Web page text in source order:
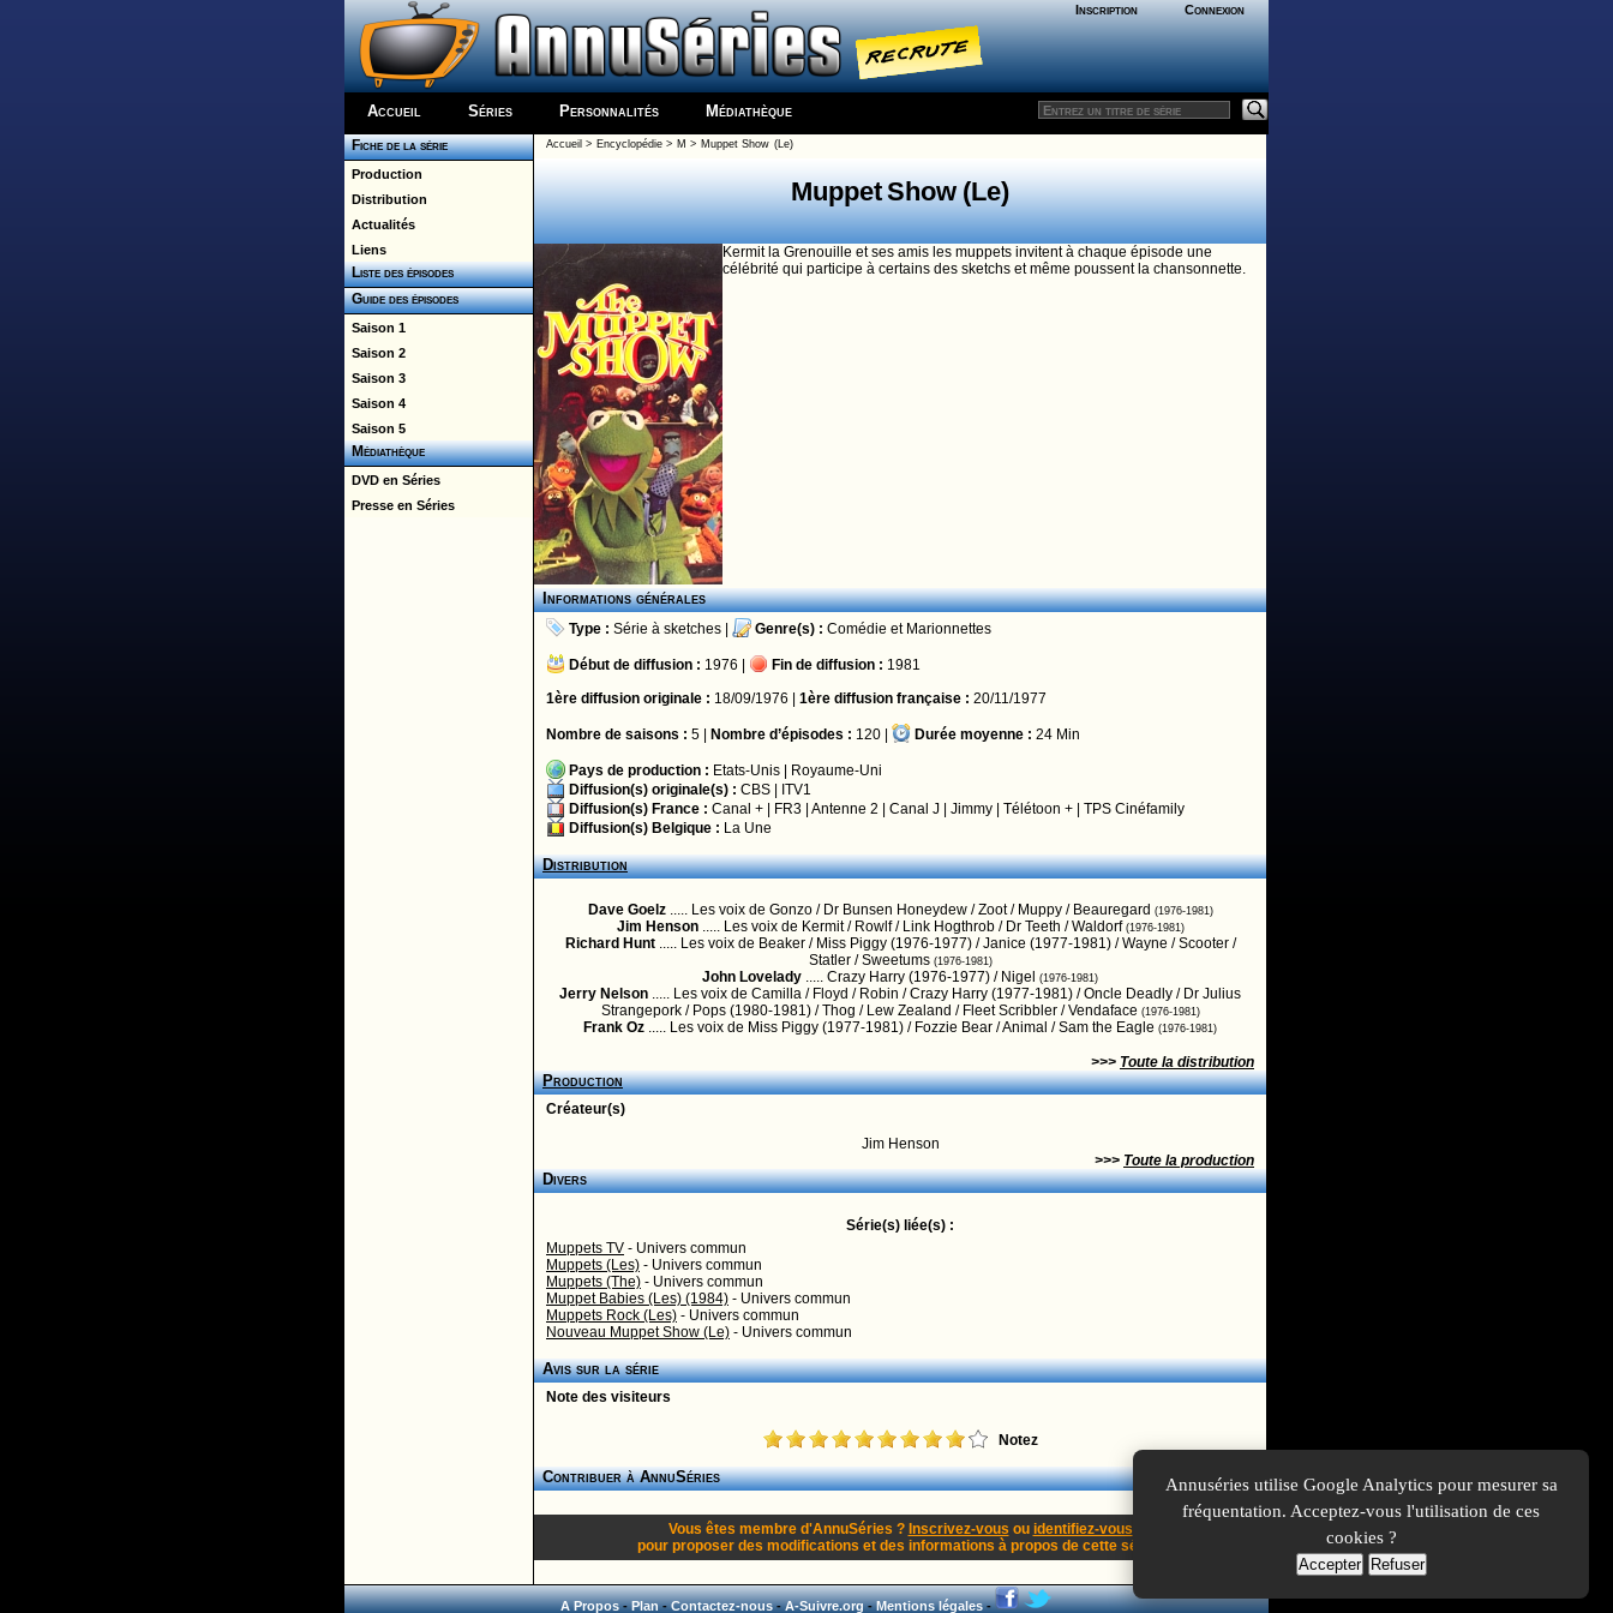
Inscription Connexion
Accueil Séries Personnalités Médiathèque
Fiche de la série
Production
Distribution
Actualités
Liens
Liste des épisodes
Guide des épisodes
Saison 1
Saison 2
Saison 3
Saison 4
Saison 5
Médiathèque
DVD en Séries
Presse en Séries
Accueil > Encyclopédie> M > Muppet Show (Le)
Muppet Show (Le)
Kermit la Grenouille et ses amis les muppets invitent à chaque épisode une
célébrité qui participe à certains des sketchs et même poussent la chansonnette.
Informations générales
Type : Série à sketches Genre(s) : Comédie et Marionnettes
Début de diffusion : 1976 | Fin de diffusion : 1981
1ère diffusion originale : 18/09/1976 | 1ère diffusion française : 20/11/1977
Nombre de saisons : 5 | Nombre d’épisodes : 120 | Durée moyenne : 24 Min
Pays de production : Etats-Unis
Royaume-Uni
Diffusion(s) originale(s) : CBS
ITV1
Diffusion(s) France : Canal + FR3 Antenne 2 Canal J Jimmy Télétoon +
TPS Cinéfamily
Diffusion(s) Belgique : La Une
Distribution
Dave Goelz..... Les voix de Gonzo / Dr Bunsen Honeydew / Zoot / Muppy / Beauregard (1976-1981)
Jim Henson..... Les voix de Kermit / Rowlf / Link Hogthrob / Dr Teeth / Waldorf (1976-1981)
Richard Hunt..... Les voix de Beaker / Miss Piggy (1976-1977) / Janice (1977-1981) / Wayne / Scooter /
Statler / Sweetums (1976-1981)
John Lovelady ..... Crazy Harry (1976-1977) / Nigel (1976-1981)
Jerry Nelson ..... Les voix de Camilla / Floyd / Robin / Crazy Harry (1977-1981) / Oncle Deadly / Dr Julius
Strangepork / Pops (1980-1981) / Thog / Lew Zealand / Fleet Scribbler / Vendaface (1976-1981)
Frank Oz ..... Les voix de Miss Piggy (1977-1981) / Fozzie Bear / Animal / Sam the Eagle (1976-1981)
>>> Toute la distribution
Production
Créateur(s)
Jim Henson
>>> Toute la production
Divers
Série(s) liée(s) :
Muppets TV - Univers commun
Muppets (Les) - Univers commun
Muppets (The) - Univers commun
Muppet Babies (Les) (1984) - Univers commun
Muppets Rock (Les) - Univers commun
Nouveau Muppet Show (Le) - Univers commun
Avis sur la série
Note des visiteurs
Notez
Contribuer à AnnuSéries
Vous êtes membre d'AnnuSéries ? Inscrivez-vous ou identifiez-vous
pour proposer des modifications et des informations à propos de cette série !
A Propos-Plan-Contactez-nous-A-Suivre.org-Mentions légales-
Annuséries utilise Google Analytics pour mesurer sa
fréquentation. Acceptez-vous l'utilisation de ces
cookies ?
Accepter Refuser